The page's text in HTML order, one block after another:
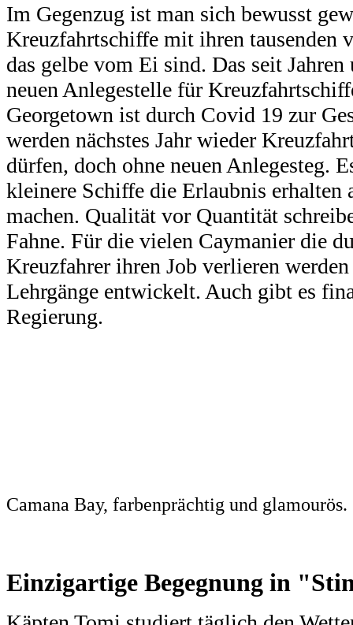
Im Gegenzug ist man sich bewusst
Kreuzfahrtschiffe mit ihren tausenden
das gelbe vom Ei sind. Das seit
neuen Anlegestelle für
Georgetown ist durch Covid 19 zur
werden nächstes Jahr wieder
dürfen, doch ohne neuen Anlegesteg.
kleinere Schiffe die Erlaubnis erhalten
machen. Qualität vor Quantität
Fahne. Für die vielen Caymanier die
Kreuzfahrer ihren Job verlieren
Lehrgänge entwickelt. Auch gibt es
Regierung.
Camana Bay, farbenprächtig und glamourös.
Einzigartige Begegnung in